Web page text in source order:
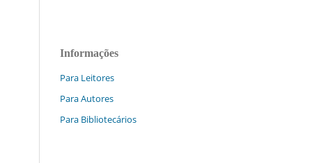
Informações
Para Leitores
Para Autores
Para Bibliotecários